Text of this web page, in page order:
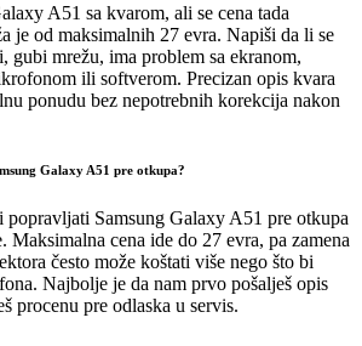
A51 sa kvarom, ali se cena tada
je od maksimalnih 27 evra. Napiši da li se
gubi mrežu, ima problem sa ekranom,
ili softverom. Precizan opis kvara
ponudu bez nepotrebnih korekcija nakon
Galaxy A51 pre otkupa?
popravljati Samsung Galaxy A51 pre otkupa
Maksimalna cena ide do 27 evra, pa zamena
često može koštati više nego što bi
Najbolje je da nam prvo pošalješ opis
procenu pre odlaska u servis.